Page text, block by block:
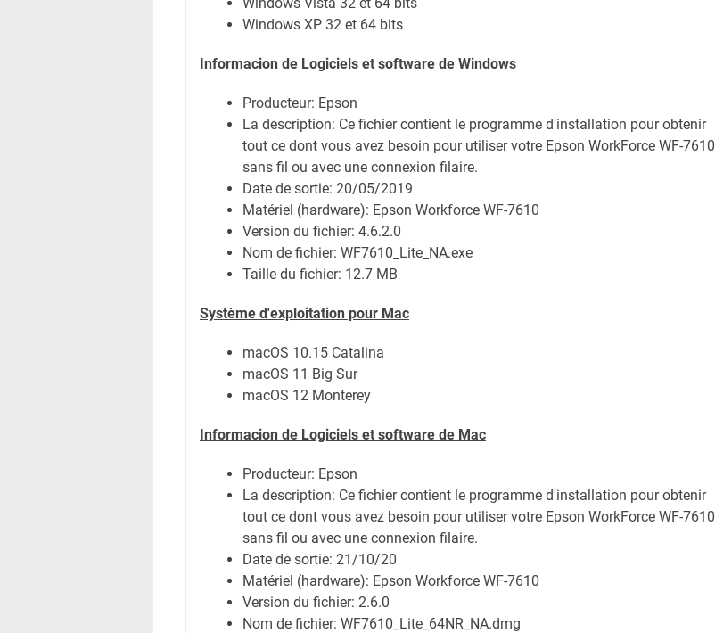
Windows XP 32 et 64 bits
Informacion de Logiciels et software de Windows
Producteur: Epson
La description: Ce fichier contient le programme d'installation pour obtenir
tout ce dont vous avez besoin pour utiliser votre Epson WorkForce WF-7610
sans fil ou avec une connexion filaire.
Date de sortie: 20/05/2019
Matériel (hardware): Epson Workforce WF-7610
Version du fichier: 4.6.2.0
Nom de fichier: WF7610_Lite_NA.exe
Taille du fichier: 12.7 MB
Système d'exploitation pour Mac
macOS 10.15 Catalina
macOS 11 Big Sur
macOS 12 Monterey
Informacion de Logiciels et software de Mac
Producteur: Epson
La description: Ce fichier contient le programme d'installation pour obtenir
tout ce dont vous avez besoin pour utiliser votre Epson WorkForce WF-7610
sans fil ou avec une connexion filaire.
Date de sortie: 21/10/20
Matériel (hardware): Epson Workforce WF-7610
Version du fichier: 2.6.0
Nom de fichier: WF7610_Lite_64NR_NA.dmg